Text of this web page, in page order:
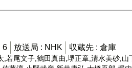
6 放送局 : NHK 収蔵先 : 倉庫
,若尾文子,鶴田真由,堺正章,清水美砂,山